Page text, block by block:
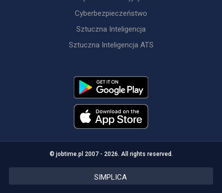
Cyberbezpieczeństwo
Sztuczna Inteligencja
Sztuczna Inteligencja ATS
© jobtime.pl 2007 - 2026. All rights reserved.
SIMPLICA